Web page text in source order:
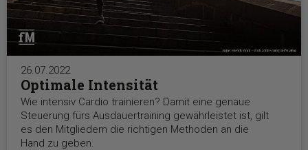
26.07.2022
Optimale Intensität
Wie intensiv Cardio trainieren? Damit eine genaue
Steuerung fürs Ausdauertraining gewährleistet ist, gilt
es den Mitgliedern die richtigen Methoden an die
Hand zu geben.